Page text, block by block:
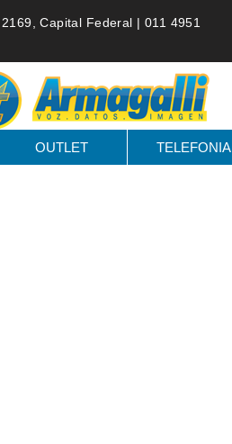
Capital Federal | 011 4951
OUTLET TELEFONIA